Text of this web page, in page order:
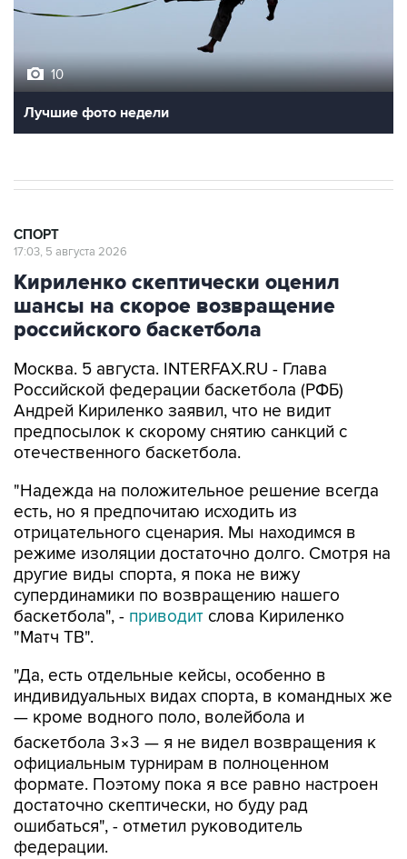
10
Лучшие фото недели
СПОРТ
17:03, 5 августа 2026
Кириленко скептически оценил
шансы на скорое возвращение
российского баскетбола
Москва. 5 августа. INTERFAX.RU - Глава
Российской федерации баскетбола (РФБ)
Андрей Кириленко заявил, что не видит
предпосылок к скорому снятию санкций с
отечественного баскетбола.
"Надежда на положительное решение всегда
есть, но я предпочитаю исходить из
отрицательного сценария. Мы находимся в
режиме изоляции достаточно долго. Смотря на
другие виды спорта, я пока не вижу
супердинамики по возвращению нашего
баскетбола", - приводит слова Кириленко
"Матч ТВ".
"Да, есть отдельные кейсы, особенно в
индивидуальных видах спорта, в командных же
— кроме водного поло, волейбола и
баскетбола 3×3 — я не видел возвращения к
официальным турнирам в полноценном
формате. Поэтому пока я все равно настроен
достаточно скептически, но буду рад
ошибаться", - отметил руководитель
федерации.